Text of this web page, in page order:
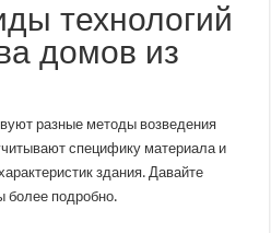
технологий
домов из
разные методы возведения
специфику материала и
здания. Давайте
более подробно.